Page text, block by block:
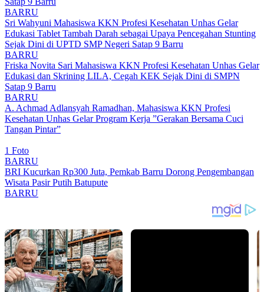
BARRU
Sri Wahyuni Mahasiswa KKN Profesi Kesehatan Unhas Gelar
Edukasi Tablet Tambah Darah sebagai Upaya Pencegahan Stunting
Sejak Dini di UPTD SMP Negeri Satap 9 Barru
BARRU
Friska Novita Sari Mahasiswa KKN Profesi Kesehatan Unhas Gelar
Edukasi dan Skrining LILA, Cegah KEK Sejak Dini di SMPN
Satap 9 Barru
BARRU
A. Achmad Adlansyah Ramadhan, Mahasiswa KKN Profesi
Kesehatan Unhas Gelar Program Kerja ”Gerakan Bersama Cuci
Tangan Pintar”
1 Foto
BARRU
BRI Kucurkan Rp300 Juta, Pemkab Barru Dorong Pengembangan
Wisata Pasir Putih Batupute
BARRU